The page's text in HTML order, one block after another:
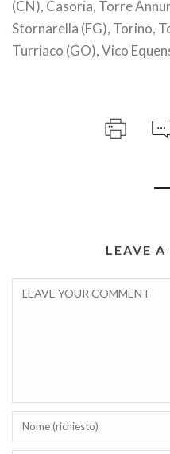
(CN), Casoria, Torre
Stornarella (FG), Torino,
Turriaco (GO), Vico
LEAVE